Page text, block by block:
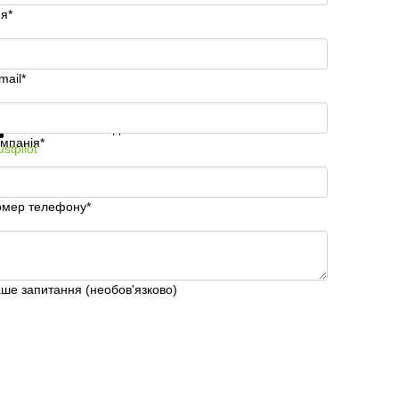
телефону*
запитання (необов'язково)
інформацію та ціни